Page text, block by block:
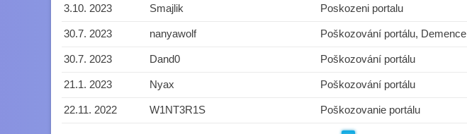
3.10. 2023 Smajlik Poskozeni portalu
30.7. 2023 nanyawolf Poškozování portálu, Demence
30.7. 2023 Dand0 Poškozování portálu
21.1. 2023 Nyax Poškozování portálu
22.11. 2022 W1NT3R1S Poškozovanie portálu